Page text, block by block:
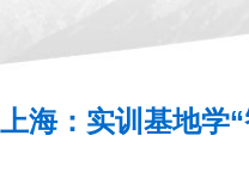
上海：实训基地学